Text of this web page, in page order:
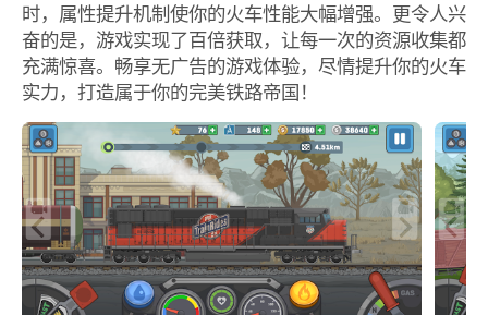
时，属性提升机制使你的火车性能大幅增强。更令人兴
奋的是，游戏实现了百倍获取，让每一次的资源收集都
充满惊喜。畅享无广告的游戏体验，尽情提升你的火车
实力，打造属于你的完美铁路帝国！